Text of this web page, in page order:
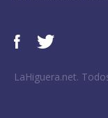
LaHiguera.net.